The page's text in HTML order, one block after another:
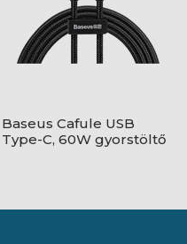
Baseus Cafule USB
Type-C, 60W gyorstöltő